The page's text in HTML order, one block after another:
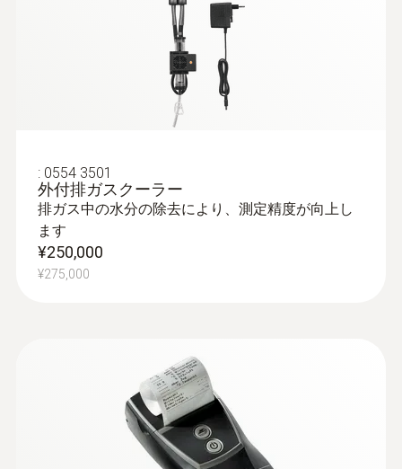
排気ガスプローブ
: 0554 3501
外付排ガスクーラー
排ガス中の水分の除去により、測定精度が向上し
ます
¥250,000
¥275,000